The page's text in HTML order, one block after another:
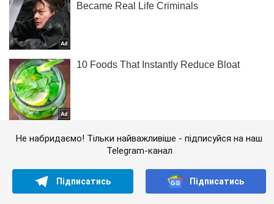
Не набридаємо! Тільки найважливіше - підписуйся на наш
Telegram-канал
Підписатись Підписатись